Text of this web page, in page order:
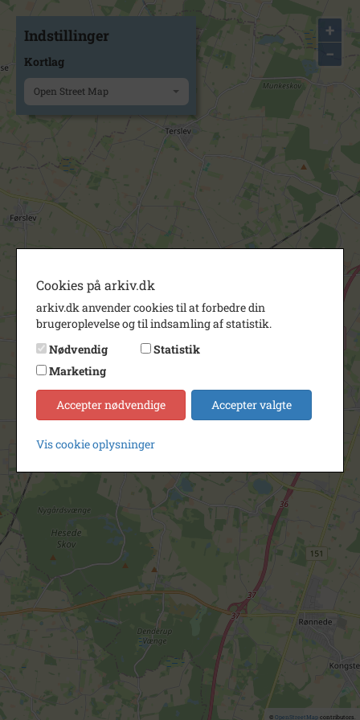
+
−
© OpenStreetMapcontributors.
Indstillinger
Kortlag
Open Street Map
Cookies på arkiv.dk
arkiv.dk anvender cookies til at forbedre din
brugeroplevelse og til indsamling af statistik.
Nødvendig
Statistik
Marketing
Accepter nødvendige Accepter valgte
Vis cookie oplysninger